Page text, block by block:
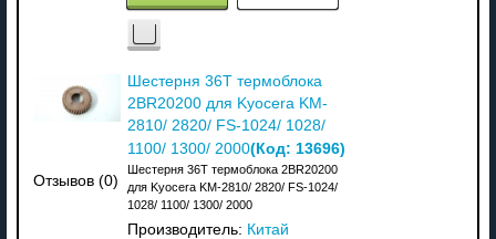
Отзывов (0)
Шестерня 36T термоблока
2BR20200 для Kyocera KM-
2810/ 2820/ FS-1024/ 1028/
1100/ 1300/ 2000(Код: 13696)
Шестерня 36T термоблока 2BR20200
для Kyocera KM-2810/ 2820/ FS-1024/
1028/ 1100/ 1300/ 2000
Производитель: Китай